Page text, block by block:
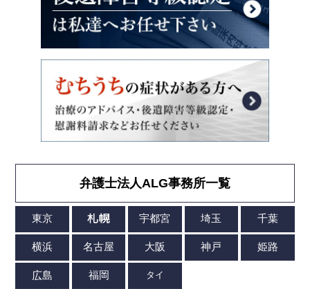
弁護士法人ALG事務所一覧